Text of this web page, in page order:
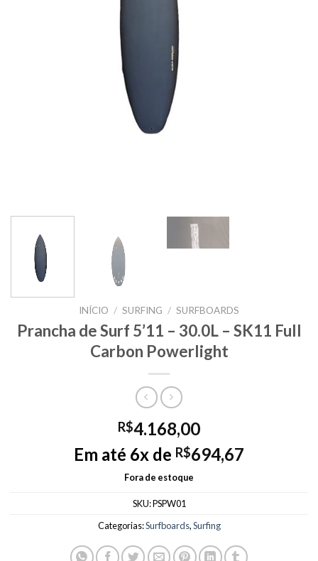
INÍCIO / SURFING / SURFBOARDS
Prancha de Surf 5’11 – 30.0L – SK11 Full
Carbon Powerlight
R$4.168,00
Em até 6x de R$694,67
Fora de estoque
SKU:PSPW01
Categorias:Surfboards,Surfing